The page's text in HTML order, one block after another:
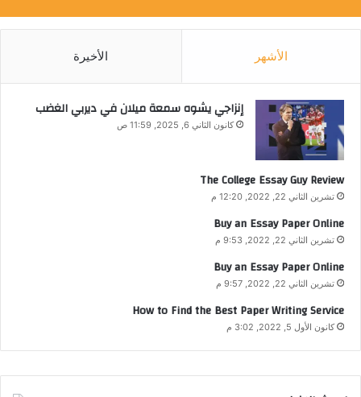
الأشهر الأخيرة
إنزاجي يشوه سمعة ميلان في ديربي الغضب
كانون الثاني 6, 2025, 11:59 ص
The College Essay Guy Review
تشرين الثاني 22, 2022, 12:20 م
Buy an Essay Paper Online
تشرين الثاني 22, 2022, 9:53 م
Buy an Essay Paper Online
تشرين الثاني 22, 2022, 9:57 م
How to Find the Best Paper Writing Service
كانون الأول 5, 2022, 3:02 م